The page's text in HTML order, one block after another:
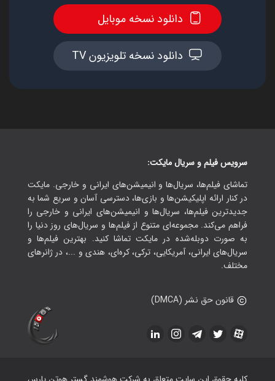
دانلود نسخه موبایل
دانلود نسخه تلویزیون TV
سرویس فیلم و سریال مایکت:
تماشای فیلم‌ها، سریال‌ها و انیمیشن‌های ایرانی و خارجی. مایکت
در کنار ارائه اپلیکیشن‌ها و بازی‌ها، دسترسی آسان و سریع شما به
جدیدترین فیلم‌ها، سریال‌ها و انیمیشن‌های ایرانی و خارجی را
فراهم می‌کند. مجموعه‌ای متنوع از فیلم‌ها و سریال‌های روز دنیا را
به صورت دوبله‌شده در مایکت تماشا کنید. بهترین فیلم‌ها و
سریال‌های ایرانی، آمریکایی، ترکی، کره‌ای، هندی و ...، در ژانرهای
مختلف.
قانون حق نشر (DMCA)